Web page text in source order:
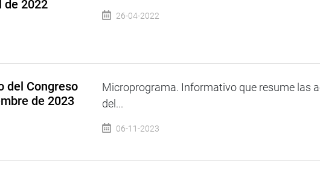
de 2022
26-04-2022
del Congreso
de 2023
Microprograma. Informativo que resume las
del...
06-11-2023